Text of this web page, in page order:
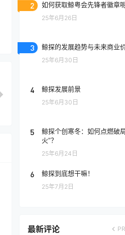
2 如何获取鲸粤会先锋者徽章呢
25年6月26日
3 鲸探的发展趋势与未来商业
25年6月30日
4 鲸探发展前景
25年6月30日
5
鲸探个创寒冬：如何点燃破
火”？
25年6月24日
6 鲸探到底想干嘛！
25年7月2日
最新评论